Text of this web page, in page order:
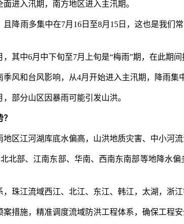
入汛期，南方地区进入主汛期。
雨多集中在7月16日至8月15日，这也是我们
中6月中下旬至7月上旬是“梅雨”期，在此期间
和台风影响，从4月开始进入主汛期，降雨集中
部分山区因暴雨可能引发山洪。
江河湖库底水偏高，山洪地质灾害、中小河流
部、江南东部、华南、西南东南部等地降水
江流域西江、北江、东江、韩江，太湖，浙江
施，精准调度流域防洪工程体系，确保工程安